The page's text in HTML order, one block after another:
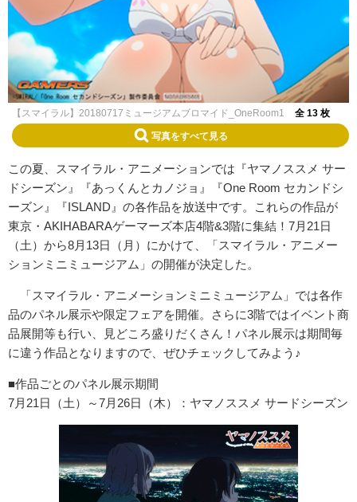
【スマイラル】20180717ミュージアムブロマイド_OneRoom1 全 13 枚
写真をすべて見る
この夏、スマイラル・アニメーションでは『ヤマノススメ サー
ドシーズン』『あっくんとカノジョ』『One Room セカンドシ
ーズン』『ISLAND』の各作品を放送中です。
これらの作品が
東京・AKIHABARAゲーマーズ本店4階&3階に集結！7月21日
（土）から8月13日（月）にかけて、「スマイラル・アニメー
ションミニミュージアム」 の開催が決定した。
「スマイラル・アニメーションミニミュージアム」 では各作
品のパネル展示や限定フェアを開催。
さらに3階ではイベント商
品展開等も行い、
見どころ盛りだくさん！パネル展示は期間毎
に違う作品となりますので、 ぜひチェックしてみよう♪
■作品ごとのパネル展示期間
7月21日（土）～7月26日（木）：ヤマノススメ サードシーズン